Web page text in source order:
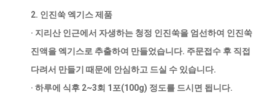
2. 인진쑥 엑기스 제품
· 지리산 인근에서 자생하는 청정 인진쑥을 엄선하여 인진쑥
진액을 엑기스로 추출하여 만들었습니다. 주문접수 후 직접
다려서 만들기 때문에 안심하고 드실 수 있습니다.
· 하루에 식후 2~3회 1포(100g) 정도를 드시면 됩니다.